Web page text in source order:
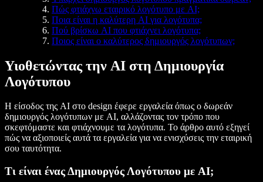
Πώς φτιάχνω εταιρικό λογότυπο με AI;
Ποια είναι η καλύτερη AI για λογότυπα;
Πού βρίσκω AI που φτιάχνει λογότυπα;
Ποιος είναι ο καλύτερος δημιουργός λογότυπων;
Υιοθετώντας την AI στη Δημιουργία
Λογότυπου
Η είσοδος της AI στο design έφερε εργαλεία όπως ο δωρεάν
δημιουργός λογότυπων με AI, αλλάζοντας τον τρόπο που
σκεφτόμαστε και φτιάχνουμε τα λογότυπα. Το άρθρο αυτό εξηγεί
πώς να αξιοποιείς αυτά τα εργαλεία για να ενισχύσεις την εταιρική
σου ταυτότητα.
Τι είναι ένας Δημιουργός Λογότυπου με AI;